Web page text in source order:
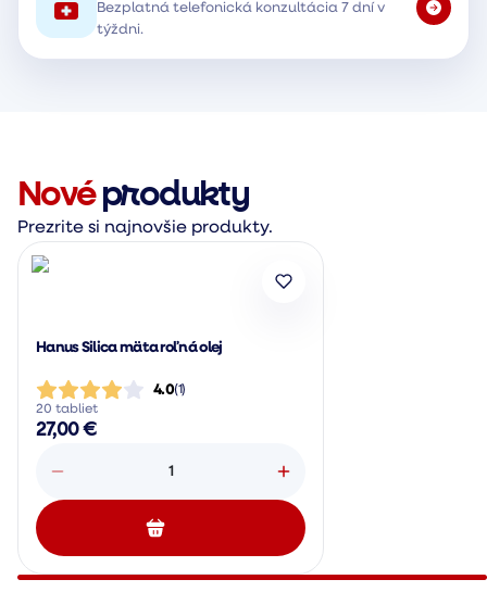
Bezplatná telefonická konzultácia 7 dní v
týždni.
Novéprodukty
Prezrite si najnovšie produkty.
Hanus Silica mäta roľná olej
4.0(1)
20 tabliet
27,00 €
1